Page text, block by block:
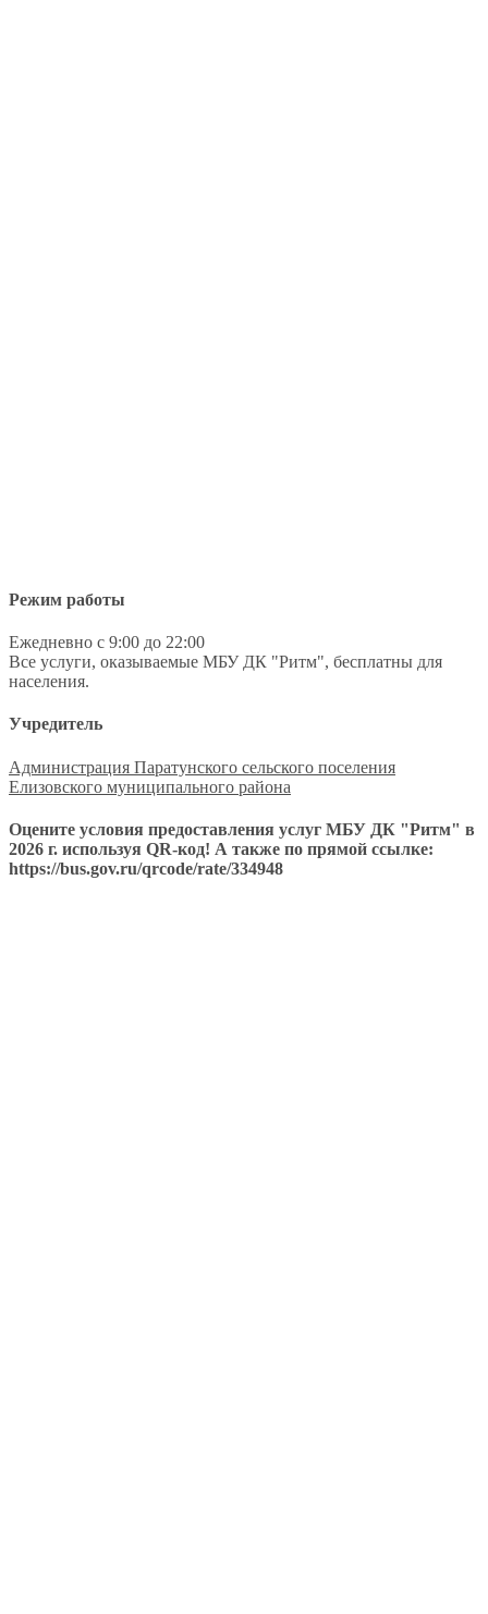
Режим работы
Ежедневно с 9:00 до 22:00
Все услуги, оказываемые МБУ ДК "Ритм", бесплатны для
населения.
Учредитель
Администрация Паратунского сельского поселения
Елизовского муниципального района
Оцените условия предоставления услуг МБУ ДК "Ритм" в
2026 г. используя QR-код! А также по прямой ссылке:
https://bus.gov.ru/qrcode/rate/334948